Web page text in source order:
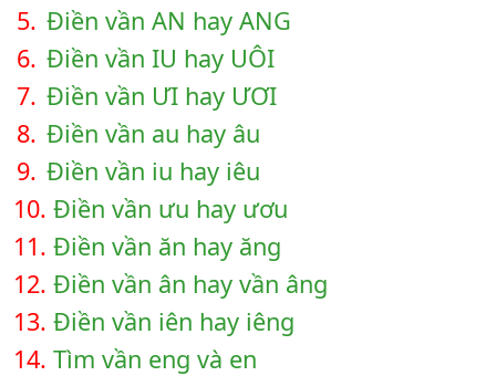
5. Điền vần AN hay ANG
6. Điền vần IU hay UÔI
7. Điền vần ƯI hay ƯƠI
8. Điền vần au hay âu
9. Điền vần iu hay iêu
10. Điền vần ưu hay ươu
11. Điền vần ăn hay ăng
12. Điền vần ân hay vần âng
13. Điền vần iên hay iêng
14. Tìm vần eng và en